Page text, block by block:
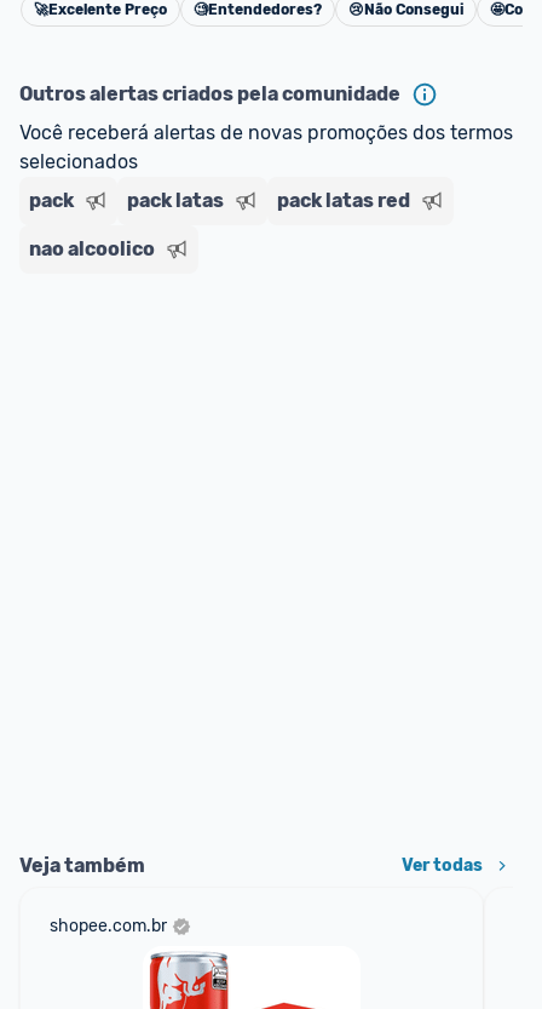
Cancelar
🚀Excelente Preço 🧐Entendedores? 😢 Não Consegui 🤩
Outros alertas criados pela comunidade
Você receberá alertas de novas promoções dos termos
selecionados
pack
pack latas pack latas red
nao alcoolico
Veja também Ver todas
shopee.com.br